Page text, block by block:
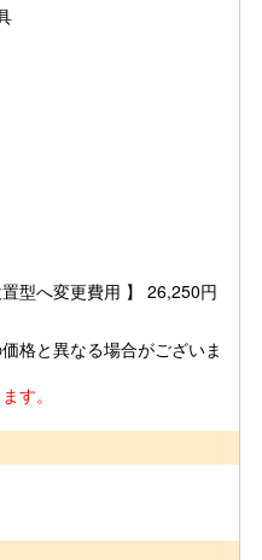
型へ変更費用 】 26,250円
格と異なる場合がございま
す。